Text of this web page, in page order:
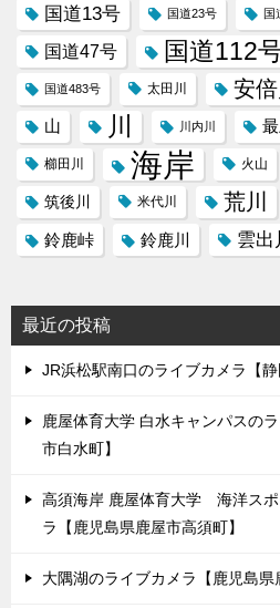
国道13号 国道23号 国
国道47号 国道112
国道483号 太田川 安倍
山 川 川内川 最
櫛田川 海岸 火山
筑後川 米代川 荒川
鈴鹿峠
鈴鹿川 雲出
最近の投稿
JR浜松駅南口のライブカメラ【静
鹿屋体育大学 白水キャンパスの
市白水町】
高須海岸 鹿屋体育大学 海洋スポ
ラ【鹿児島県鹿屋市高須町】
大隅湖のライブカメラ【鹿児島県